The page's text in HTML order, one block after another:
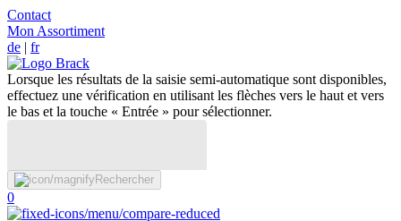
Contact
Mon Assortiment
de | fr
Lorsque les résultats de la saisie semi-automatique sont disponibles,
effectuez une vérification en utilisant les flèches vers le haut et vers
le bas et la touche « Entrée » pour sélectionner.
Rechercher
0